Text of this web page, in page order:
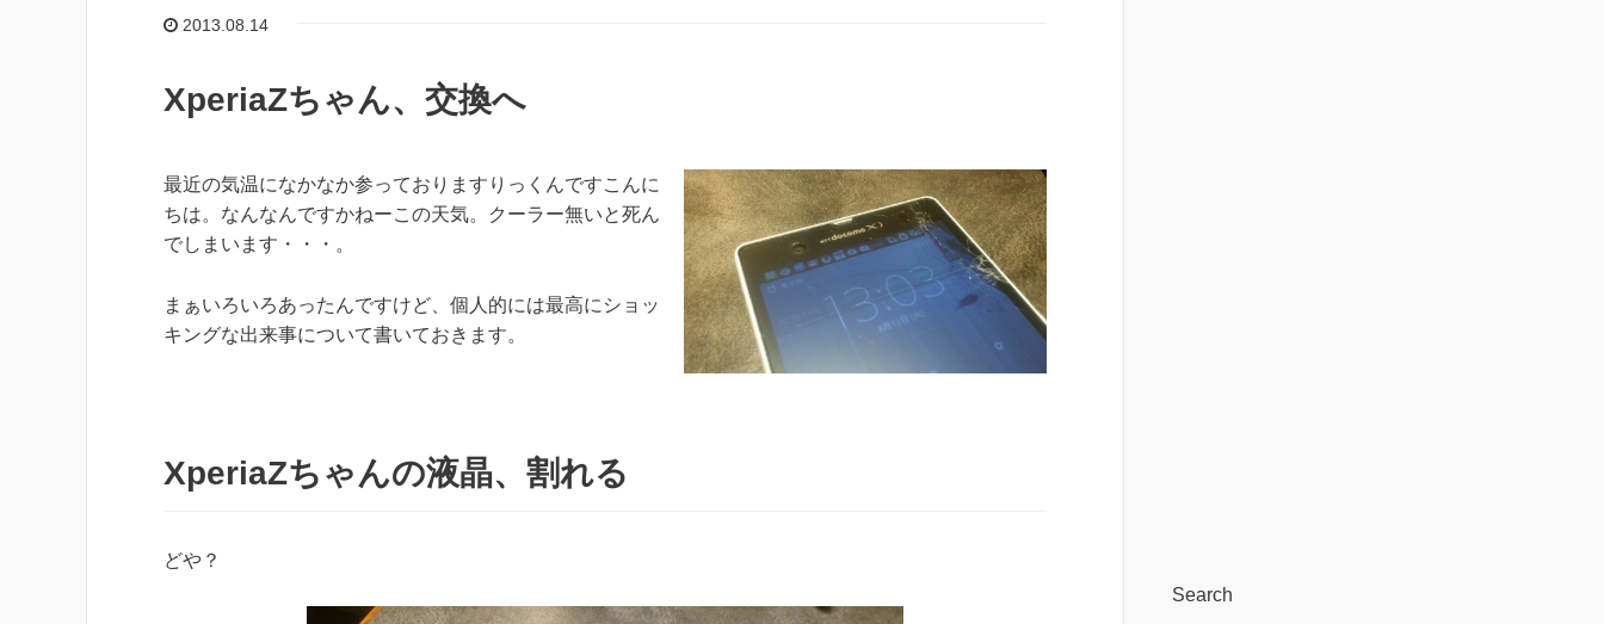
2013.08.14
XperiaZちゃん、交換へ
最近の気温になかなか参っておりますりっくんですこんに
ちは。なんなんですかねーこの天気。クーラー無いと死ん
でしまいます・・・。
まぁいろいろあったんですけど、個人的には最高にショッ
キングな出来事について書いておきます。
XperiaZちゃんの液晶、割れる
どや？
Search